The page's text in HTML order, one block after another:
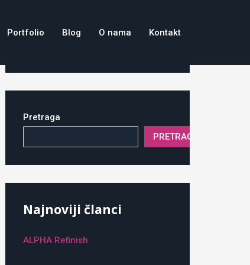
Portfolio Blog O nama Kontakt
Pretraga
PRETRAGA
Najnoviji članci
ALPHA Refinish